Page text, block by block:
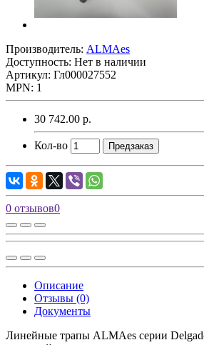
Производитель: ALMAes
Доступность: Нет в наличии
Артикул: Гл000027552
MPN: 1
30 742.00 р.
Кол-во Предзаказ
0 отзывов0
Описание
Отзывы (0)
Документы
Линейные трапы ALMAes серии